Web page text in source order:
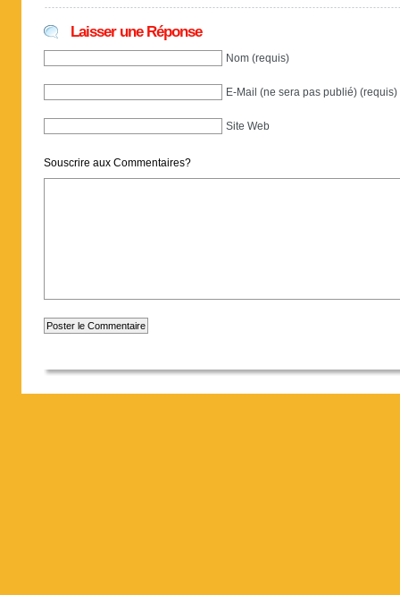
Laisser une Réponse
Nom (requis)
E-Mail (ne sera pas publié) (requis)
Site Web
Souscrire aux Commentaires?